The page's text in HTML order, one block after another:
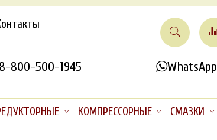
8-800-500-1945 WhatsApp
КОМПРЕССОРНЫЕ
СМАЗКИ